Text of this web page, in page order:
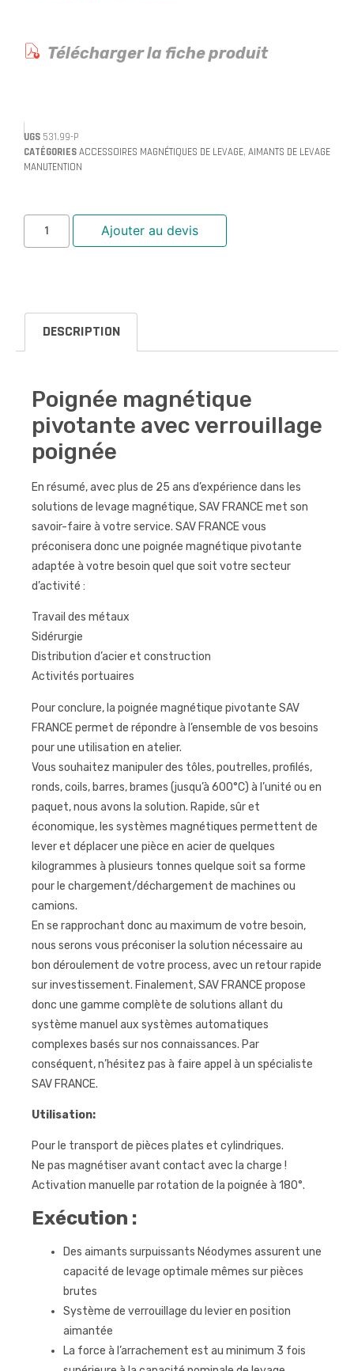
Télécharger la fiche produit
UGS 531.99-P
CATÉGORIESACCESSOIRES MAGNÉTIQUES DE LEVAGE, AIMANTS DE LEVAGE
MANUTENTION
Ajouter au devis
DESCRIPTION
Poignée magnétique
pivotante avec verrouillage
poignée
En résumé, avec plus de 25 ans d’expérience dans les
solutions de levage magnétique, SAV FRANCE met son
savoir-faire à votre service. SAV FRANCE vous
préconisera donc une poignée magnétique pivotante
adaptée à votre besoin quel que soit votre secteur
d’activité :
Travail des métaux
Sidérurgie
Distribution d’acier et construction
Activités portuaires
Pour conclure, la poignée magnétique pivotante SAV
FRANCE permet de répondre à l’ensemble de vos besoins
pour une utilisation en atelier.
Vous souhaitez manipuler des tôles, poutrelles, profilés,
ronds, coils, barres, brames (jusqu’à 600°C) à l’unité ou en
paquet, nous avons la solution. Rapide, sûr et
économique, les systèmes magnétiques permettent de
lever et déplacer une pièce en acier de quelques
kilogrammes à plusieurs tonnes quelque soit sa forme
pour le chargement/déchargement de machines ou
camions.
En se rapprochant donc au maximum de votre besoin,
nous serons vous préconiser la solution nécessaire au
bon déroulement de votre process, avec un retour rapide
sur investissement. Finalement, SAV FRANCE propose
donc une gamme complète de solutions allant du
système manuel aux systèmes automatiques
complexes basés sur nos connaissances. Par
conséquent, n’hésitez pas à faire appel à un spécialiste
SAV FRANCE.
Utilisation:
Pour le transport de pièces plates et cylindriques.
Ne pas magnétiser avant contact avec la charge !
Activation manuelle par rotation de la poignée à 180°.
Exécution :
Des aimants surpuissants Néodymes assurent une
capacité de levage optimale mêmes sur pièces
brutes
Système de verrouillage du levier en position
aimantée
La force à l’arrachement est au minimum 3 fois